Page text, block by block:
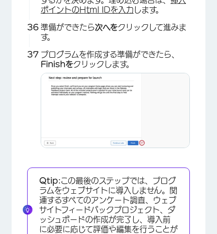
×
ポイントのHtml IDを入力します。
準備ができたら次へをクリックして進みま
す。
プログラムを作成する準備ができたら、
Finishをクリックします。
Qtip:この最後のステップでは、プログ
ラムをウェブサイトに導入しません。関
連するすべてのアンケート調査、ウェブ
サイトフィードバックプロジェクト、ダ
ッシュボードの作成が完了し、導入前
に必要に応じて評価や編集を行うことが